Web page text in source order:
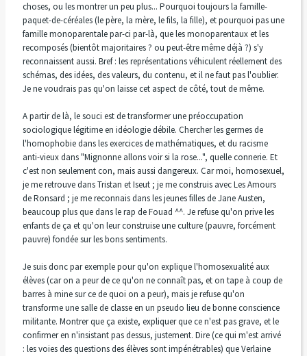
choses, ou les montrer un peu plus... Pourquoi toujours la famille-
paquet-de-céréales (le père, la mère, le fils, la fille), et pourquoi pas une
famille monoparentale par-ci par-là, que les monoparentaux et les
recomposés (bientôt majoritaires ? ou peut-être même déjà ?) s'y
reconnaissent aussi. Bref : les représentations véhiculent réellement des
schémas, des idées, des valeurs, du contenu, et il ne faut pas l'oublier.
Je ne voudrais pas qu'on laisse cet aspect de côté, tout de même.
A partir de là, le souci est de transformer une préoccupation
sociologique légitime en idéologie débile. Chercher les germes de
l'homophobie dans les exercices de mathématiques, et du racisme
anti-vieux dans "Mignonne allons voir si la rose...", quelle connerie. Et
c'est non seulement con, mais aussi dangereux. Car moi, homosexuel,
je me retrouve dans Tristan et Iseut ; je me construis avec Les Amours
de Ronsard ; je me reconnais dans les jeunes filles de Jane Austen,
beaucoup plus que dans le rap de Fouad ^^. Je refuse qu'on prive les
enfants de ça et qu'on leur construise une culture (pauvre, forcément
pauvre) fondée sur les bons sentiments.
Je suis donc par exemple pour qu'on explique l'homosexualité aux
élèves (car on a peur de ce qu'on ne connaît pas, et on tape à coup de
barres à mine sur ce de quoi on a peur), mais je refuse qu'on
transforme une salle de classe en un pseudo lieu de bonne conscience
militante. Montrer que ça existe, expliquer que ce n'est pas grave, et le
confirmer en n'insistant pas dessus, justement. Dire (ce qui m'est arrivé
: les voies des questions des élèves sont impénétrables) que Verlaine